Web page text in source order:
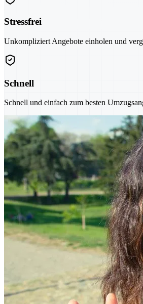
Stressfrei
Unkompliziert Angebote einholen und
Schnell
Schnell und einfach zum besten